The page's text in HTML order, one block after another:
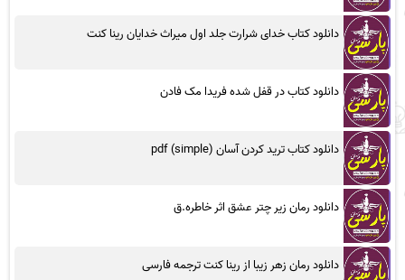
دانلود کتاب خدای شرارت جلد اول میراث خدایان رینا کنت
دانلود کتاب در قفل شده فریدا مک فادن
دانلود کتاب ترید کردن آسان (simple) pdf
دانلود رمان زیر چتر عشق اثر خاطره.ق
دانلود رمان زهر زیبا از رینا کنت ترجمه فارسی